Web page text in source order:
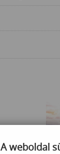
A weboldal